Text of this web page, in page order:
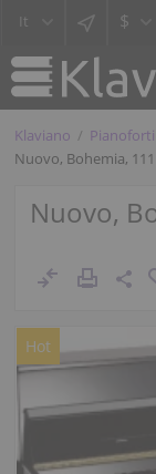
$
Klaviano
Nuovo, Bohemia,
Nuovo,
Hot